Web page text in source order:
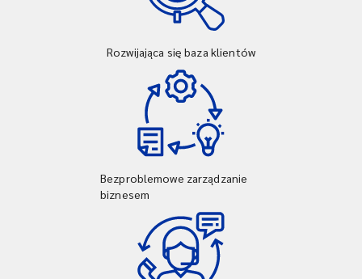
Rozwijająca się baza klientów
Bezproblemowe zarządzanie
biznesem